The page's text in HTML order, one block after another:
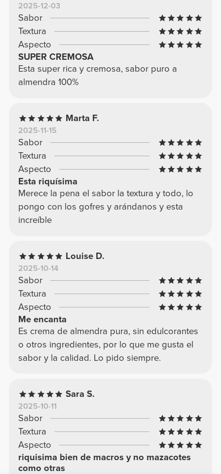
2025-12-03
Sabor
Textura
Aspecto
SUPER CREMOSA
Esta super rica y cremosa, sabor puro a
almendra 100%
Marta F.
2025-11-15
Sabor
Textura
Aspecto
Esta riquísima
Merece la pena el sabor la textura y todo, lo
pongo con los gofres y arándanos y esta
increíble
Louise D.
2025-10-14
Sabor
Textura
Aspecto
Me encanta
Es crema de almendra pura, sin edulcorantes
o otros ingredientes, por lo que me gusta el
sabor y la calidad. Lo pido siempre.
Sara S.
2025-10-11
Sabor
Textura
Aspecto
riquisima bien de macros y no mazacotes
como otras